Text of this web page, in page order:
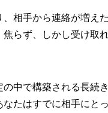
相手から連絡が増え
らず、しかし受け取
中で構築される長続
たはすでに相手にと